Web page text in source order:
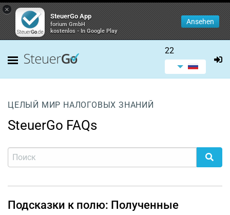
×
SteuerGo App
forium GmbH
kostenlos - In Google Play
Ansehen
22
ЦЕЛЫЙ МИР НАЛОГОВЫХ ЗНАНИЙ
SteuerGo FAQs
Подсказки к полю: Полученные